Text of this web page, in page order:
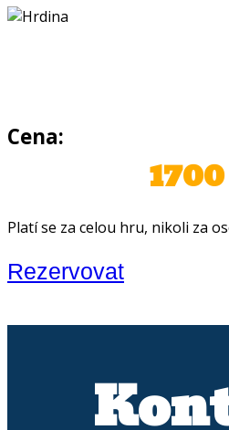
Cena:
Platí se za celou hru, nikoli za
Rezervovat